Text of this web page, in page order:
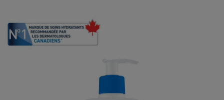
note
moyenne.
Read
748